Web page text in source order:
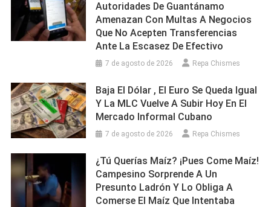
Autoridades De Guantánamo
Amenazan Con Multas A Negocios
Que No Acepten Transferencias
Ante La Escasez De Efectivo
7 de agosto de 2026 Repa Chismes
Baja El Dólar , El Euro Se Queda Igual
Y La MLC Vuelve A Subir Hoy En El
Mercado Informal Cubano
7 de agosto de 2026 Repa Chismes
¿Tú Querías Maíz? ¡Pues Come Maíz!
Campesino Sorprende A Un
Presunto Ladrón Y Lo Obliga A
Comerse El Maíz Que Intentaba